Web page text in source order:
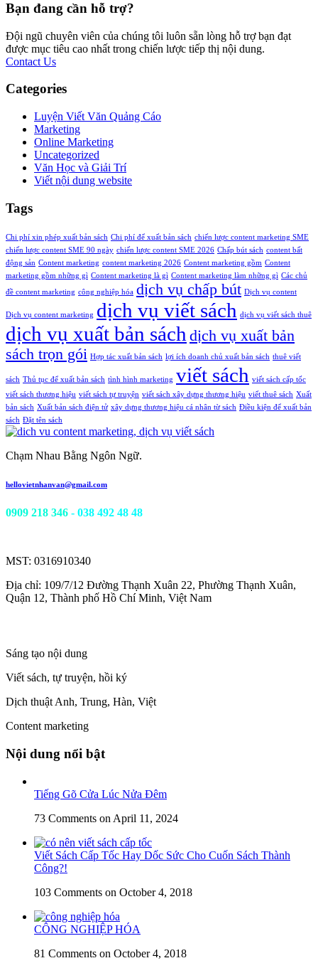
Bạn đang cần hỗ trợ?
Đội ngũ chuyên viên của chúng tôi luôn sẵn lòng hỗ trợ bạn đạt
được mục tiêu cao nhất trong chiến lược tiếp thị nội dung.
Contact Us
Categories
Luyện Viết Văn Quảng Cáo
Marketing
Online Marketing
Uncategorized
Văn Học và Giải Trí
Viết nội dung website
Tags
Chi phí xin phép xuất bản sách Chi phí để xuất bản sách chiến lược content marketing SME
chiến lược content SME 90 ngày chiến lược content SME 2026 Chấp bút sách content bất
động sản Content marketing content marketing 2026 Content marketing gồm Content
marketing gồm những gì Content marketing là gì Content marketing làm những gì Các chủ
đề content marketing công nghiệp hóa dịch vụ chấp bút Dịch vụ content
Dịch vụ content marketing dịch vụ viết sách dịch vụ viết sách thuê
dịch vụ xuất bản sách dịch vụ xuất bản
sách trọn gói Hợp tác xuất bản sách lợi ích doanh chủ xuất bản sách thuê viết
sách Thủ tục để xuất bản sách tình hình marketing viết sách viết sách cấp tốc
viết sách thương hiệu viết sách tự truyện viết sách xây dựng thương hiệu viết thuê sách Xuất
bản sách Xuất bản sách điện tử xây dựng thương hiệu cá nhân từ sách Điều kiện để xuất bản
sách Đặt tên sách
Chạm Nhau Bằng Ngôn Ngữ.
hellovietnhanvan@gmail.com
0909 218 346 - 038 492 48 48
MST: 0316910340
Địa chỉ: 109/7/12 Đường Thạnh Xuân 22, Phường Thạnh Xuân,
Quận 12, Thành phố Hồ Chí Minh, Việt Nam
Sáng tạo nội dung
Viết sách, tự truyện, hồi ký
Dịch thuật Anh, Trung, Hàn, Việt
Content marketing
Nội dung nổi bật
Tiếng Gõ Cửa Lúc Nửa Đêm
73 Comments on April 11, 2024
Viết Sách Cấp Tốc Hay Dốc Sức Cho Cuốn Sách Thành
Công?!
103 Comments on October 4, 2018
CÔNG NGHIỆP HÓA
81 Comments on October 4, 2018